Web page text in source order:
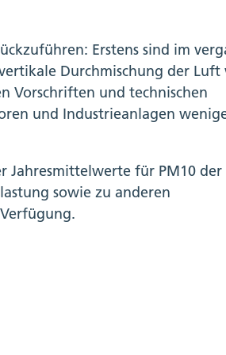
Erstens sind im
Durchmischung der Luft
Vorschriften und technischen
und Industrieanlagen
Jahresmittelwerte für PM10
sowie zu anderen